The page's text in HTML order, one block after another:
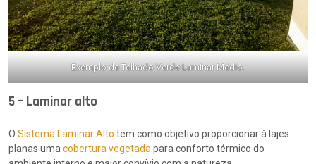
Exemplo de Telhado Verde Laminar Médio.
5 – Laminar alto
O Sistema Laminar Alto tem como objetivo proporcionar à lajes
planas uma cobertura vegetada para conforto térmico do